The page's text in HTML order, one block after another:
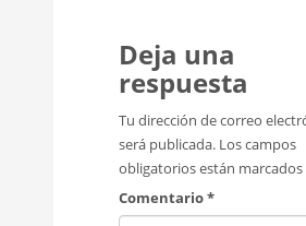
Deja una
respuesta
Tu dirección de correo
será publicada. Los campos
obligatorios están marcados
Comentario*